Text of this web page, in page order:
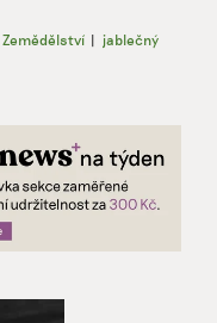
Zemědělství | jablečný